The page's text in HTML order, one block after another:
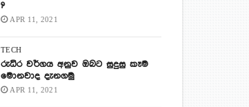
?
APR 11, 2021
TECH
රුධිර වර්ගය අනුව ඔබට සුදුසු කෑම
මොනවාද දැනගමු
APR 11, 2021